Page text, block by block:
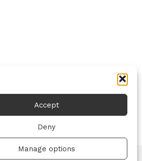
Accept
Deny
Manage options